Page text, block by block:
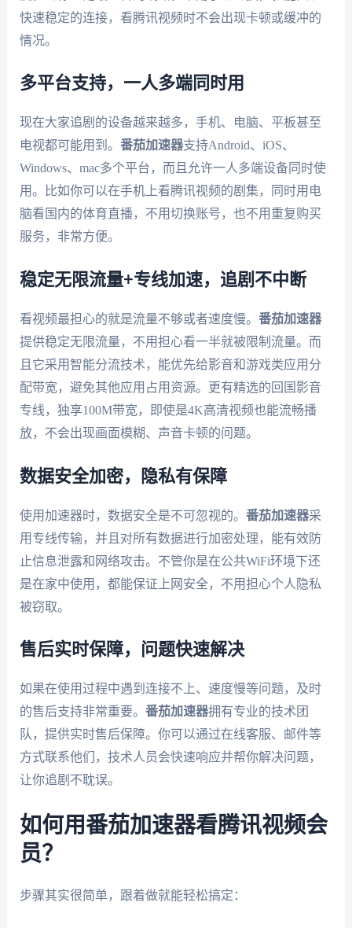
快速稳定的连接，看腾讯视频时不会出现卡顿或缓冲的
情况。
多平台支持，一人多端同时用
现在大家追剧的设备越来越多，手机、电脑、平板甚至
电视都可能用到。 番茄加速器支持Android、iOS、
Windows、mac多个平台，而且允许一人多端设备同时使
用。比如你可以在手机上看腾讯视频的剧集，同时用电
脑看国内的体育直播，不用切换账号，也不用重复购买
服务，非常方便。
稳定无限流量+专线加速，追剧不中断
看视频最担心的就是流量不够或者速度慢。 番茄加速器
提供稳定无限流量，不用担心看一半就被限制流量。而
且它采用智能分流技术，能优先给影音和游戏类应用分
配带宽，避免其他应用占用资源。更有精选的回国影音
专线，独享100M带宽，即使是4K高清视频也能流畅播
放，不会出现画面模糊、声音卡顿的问题。
数据安全加密，隐私有保障
使用加速器时，数据安全是不可忽视的。 番茄加速器采
用专线传输，并且对所有数据进行加密处理，能有效防
止信息泄露和网络攻击。不管你是在公共WiFi环境下还
是在家中使用，都能保证上网安全，不用担心个人隐私
被窃取。
售后实时保障，问题快速解决
如果在使用过程中遇到连接不上、速度慢等问题，及时
的售后支持非常重要。 番茄加速器拥有专业的技术团
队，提供实时售后保障。你可以通过在线客服、邮件等
方式联系他们，技术人员会快速响应并帮你解决问题，
让你追剧不耽误。
如何用番茄加速器看腾讯视频会
员？
步骤其实很简单，跟着做就能轻松搞定：